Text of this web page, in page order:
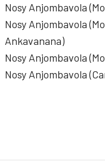
Nosy Anjombavola
Nosy Anjombavola
Ankavanana)
Nosy Anjombavola
Nosy Anjombavola